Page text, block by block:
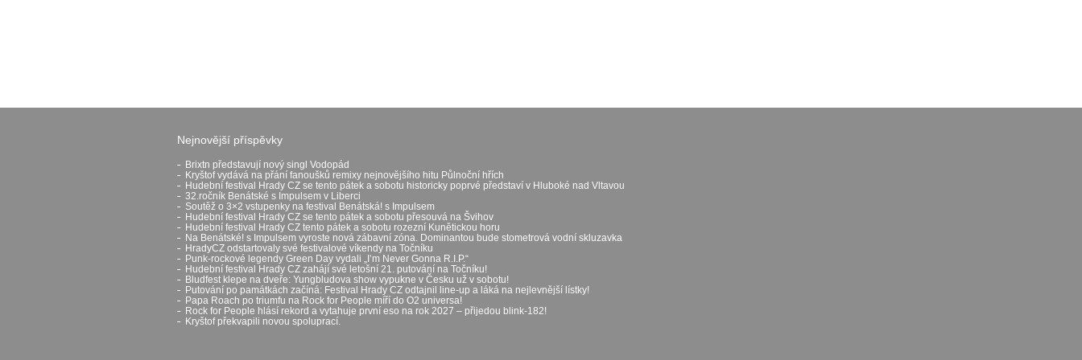
Nejnovější příspěvky
Brixtn představují nový singl Vodopád
Kryštof vydává na přání fanoušků remixy nejnovějšího hitu Půlnoční hřích
Hudební festival Hrady CZ se tento pátek a sobotu historicky poprvé představí v Hluboké nad Vltavou
32.ročník Benátské s Impulsem v Liberci
Soutěž o 3×2 vstupenky na festival Benátská! s Impulsem
Hudební festival Hrady CZ se tento pátek a sobotu přesouvá na Švihov
Hudební festival Hrady CZ tento pátek a sobotu rozezní Kunětickou horu
Na Benátské! s Impulsem vyroste nová zábavní zóna. Dominantou bude stometrová vodní skluzavka
HradyCZ odstartovaly své festivalové víkendy na Točníku
Punk-rockové legendy Green Day vydali „I’m Never Gonna R.I.P.“
Hudební festival Hrady CZ zahájí své letošní 21. putování na Točníku!
Bludfest klepe na dveře: Yungbludova show vypukne v Česku už v sobotu!
Putování po památkách začíná: Festival Hrady CZ odtajnil line-up a láká na nejlevnější lístky!
Papa Roach po triumfu na Rock for People míří do O2 universa!
Rock for People hlásí rekord a vytahuje první eso na rok 2027 – přijedou blink-182!
Kryštof překvapili novou spoluprací.